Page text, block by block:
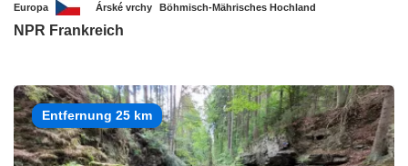
Europa Árské vrchy Böhmisch-Mährisches Hochland
NPR Frankreich
Entfernung 25 km